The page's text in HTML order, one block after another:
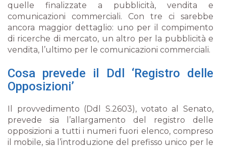
quelle finalizzate a pubblicità, vendita e
comunicazioni commerciali. Con tre ci sarebbe
ancora maggior dettaglio: uno per il compimento
di ricerche di mercato, un altro per la pubblicità e
vendita, l’ultimo per le comunicazioni commerciali.
Cosa prevede il Ddl ‘Registro delle
Opposizioni’
Il provvedimento (Ddl S.2603), votato al Senato,
prevede sia l’allargamento del registro delle
opposizioni a tutti i numeri fuori elenco, compreso
il mobile, sia l’introduzione del prefisso unico per le